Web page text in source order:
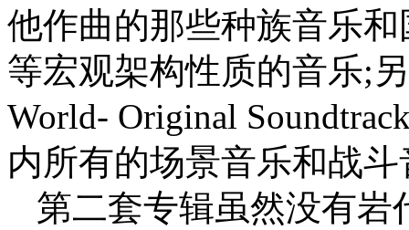
他作曲的那些种族音乐
等宏观架构性质的音乐;
World- Original
内所有的场景音乐和战
第二套专辑虽然没有岩